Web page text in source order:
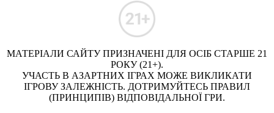
МАТЕРІАЛИ САЙТУ ПРИЗНАЧЕНІ ДЛЯ ОСІБ СТАРШЕ 21
РОКУ (21+).
УЧАСТЬ В АЗАРТНИХ ІГРАХ МОЖЕ ВИКЛИКАТИ
ІГРОВУ ЗАЛЕЖНІСТЬ. ДОТРИМУЙТЕСЬ ПРАВИЛ
(ПРИНЦИПІВ) ВІДПОВІДАЛЬНОЇ ГРИ.